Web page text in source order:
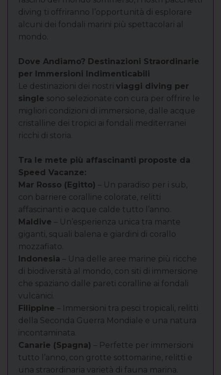
diving ti offriranno l’opportunità di esplorare
alcuni dei fondali marini più spettacolari al
mondo.
Dove Andiamo? Destinazioni Straordinarie
per Immersioni Indimenticabili
Le destinazioni dei nostri viaggi diving per
single sono selezionate con cura per offrire le
migliori condizioni di immersione, dalle acque
cristalline dei tropici ai fondali mediterranei
ricchi di storia.
Tra le mete più affascinanti proposte da
Speed Vacanze:
Mar Rosso (Egitto) – Un paradiso per i sub,
con barriere coralline colorate, relitti
affascinanti e acque calde tutto l’anno.
Maldive – Un’esperienza unica tra mante
giganti, squali balena e giardini di corallo
mozzafiato.
Indonesia – Una delle aree marine più ricche
di biodiversità al mondo, con siti di immersione
che spaziano dalle pareti coralline ai fondali
vulcanici.
Filippine – Immersioni tra pesci tropicali, relitti
della Seconda Guerra Mondiale e una natura
incontaminata.
Canarie (Spagna) – Perfette per immersioni
tutto l’anno, con grotte sottomarine, relitti e
una straordinaria varietà di fauna marina.